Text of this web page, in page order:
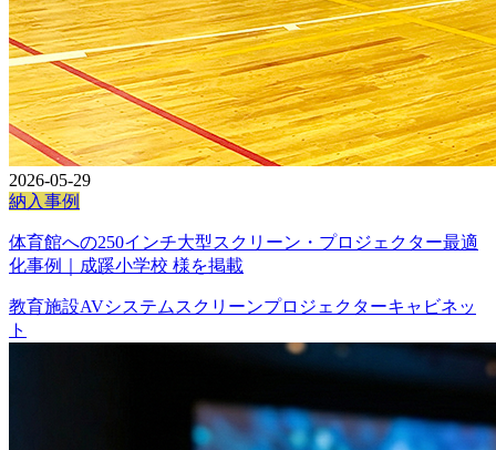
2026-05-29
納入事例
体育館への250インチ大型スクリーン・プロジェクター最適
化事例｜成蹊小学校 様を掲載
教育施設AVシステム スクリーンプロジェクターキャビネッ
ト